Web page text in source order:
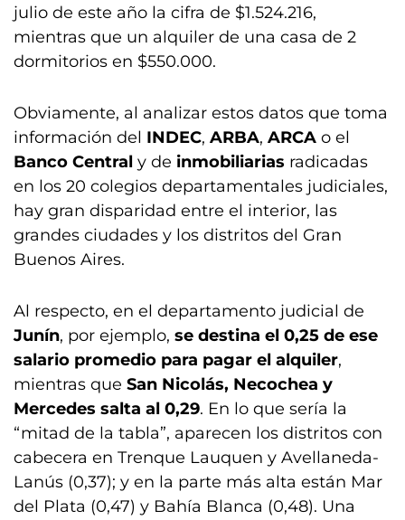
julio de este año la cifra de $1.524.216,
mientras que un alquiler de una casa de 2
dormitorios en $550.000.
Obviamente, al analizar estos datos que toma
información del INDEC, ARBA, ARCA o el
Banco Central y de inmobiliarias radicadas
en los 20 colegios departamentales judiciales,
hay gran disparidad entre el interior, las
grandes ciudades y los distritos del Gran
Buenos Aires.
Al respecto, en el departamento judicial de
Junín, por ejemplo, se destina el 0,25 de ese
salario promedio para pagar el alquiler,
mientras que San Nicolás, Necochea y
Mercedes salta al 0,29. En lo que sería la
“mitad de la tabla”, aparecen los distritos con
cabecera en Trenque Lauquen y Avellaneda-
Lanús (0,37); y en la parte más alta están Mar
del Plata (0,47) y Bahía Blanca (0,48). Una